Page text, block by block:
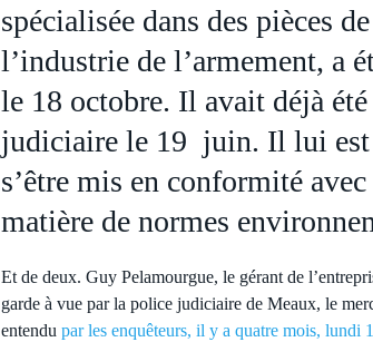
spécialisée dans des pièces
l’industrie de l’armement, a
le 18 octobre. Il avait déjà
judiciaire le 19 juin. Il lui est
s’être mis en conformité
matière de normes
Et de deux. Guy Pelamourgue, le gérant de
garde à vue par la police judiciaire de Meaux, le
entendu par les enquêteurs, il y a quatre mois, lundi